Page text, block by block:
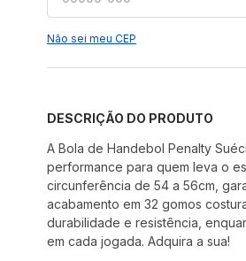
Não sei meu CEP
DESCRIÇÃO DO PRODUTO
A Bola de Handebol Penalty
performance para quem leva o
circunferência de 54 a 56cm,
acabamento em 32 gomos
durabilidade e resistência,
em cada jogada. Adquira a sua!